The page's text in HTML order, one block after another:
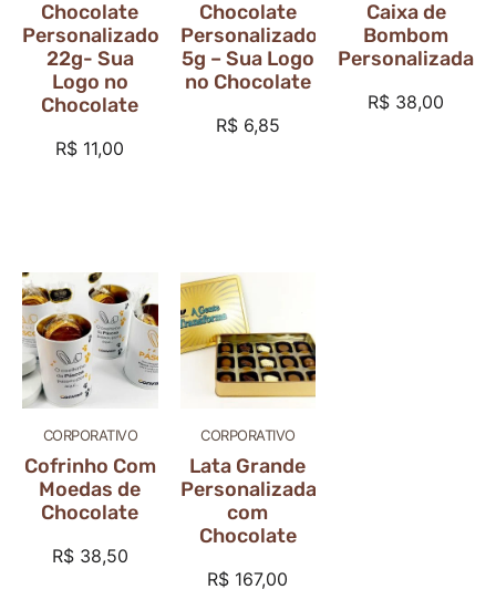
Chocolate
Personalizado
22g- Sua
Logo no
Chocolate
R$ 11,00
Chocolate
Personalizado
5g – Sua Logo
no Chocolate
R$6,85
Caixa de
Bombom
Personalizada
R$ 38,00
CORPORATIVO
Cofrinho Com
Moedas de
Chocolate
R$38,50
CORPORATIVO
Lata Grande
Personalizada
com
Chocolate
R$ 167,00